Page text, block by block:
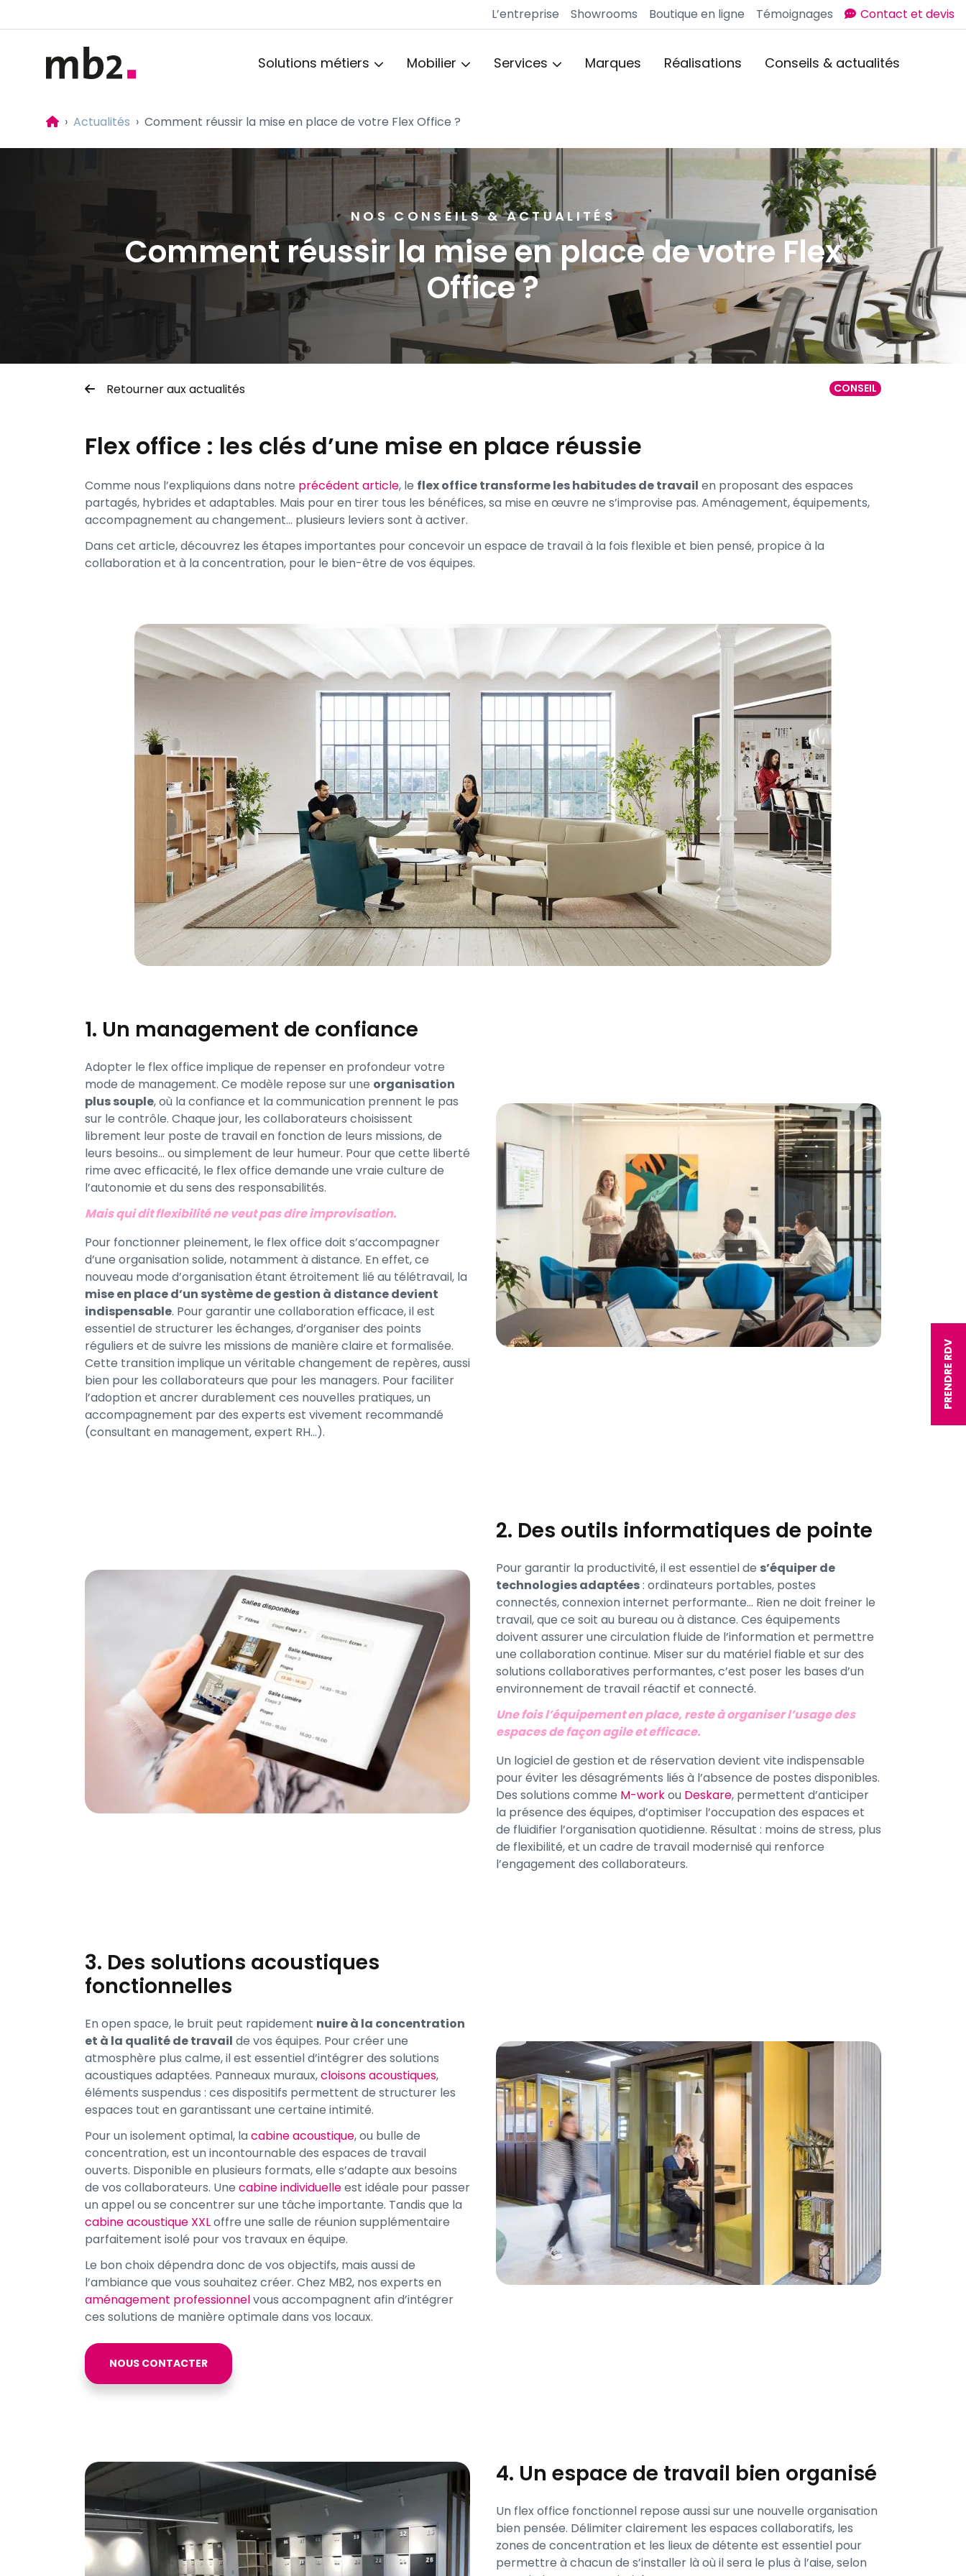
L’entreprise Showrooms Boutique en ligne Témoignages Contact et devis
Solutions métiers Mobilier Services Marques Réalisations Conseils & actualités
Accueil
Actualités Comment réussir la mise en place de votre Flex Office ?
NOS CONSEILS & ACTUALITÉS
Comment réussir la mise en place de votre Flex
Office ?
Retourner aux actualités CONSEIL
Flex office : les clés d’une mise en place réussie
Comme nous l’expliquions dans notre précédent article, le flex office transforme les habitudes de travail en proposant des espaces
partagés, hybrides et adaptables. Mais pour en tirer tous les bénéfices, sa mise en œuvre ne s’improvise pas. Aménagement, équipements,
accompagnement au changement… plusieurs leviers sont à activer.
Dans cet article, découvrez les étapes importantes pour concevoir un espace de travail à la fois flexible et bien pensé, propice à la
collaboration et à la concentration, pour le bien-être de vos équipes.
1. Un management de confiance
Adopter le flex office implique de repenser en profondeur votre
mode de management. Ce modèle repose sur une organisation
plus souple, où la confiance et la communication prennent le pas
sur le contrôle. Chaque jour, les collaborateurs choisissent
librement leur poste de travail en fonction de leurs missions, de
leurs besoins… ou simplement de leur humeur. Pour que cette liberté
rime avec efficacité, le flex office demande une vraie culture de
l’autonomie et du sens des responsabilités.
Mais qui dit flexibilité ne veut pas dire improvisation.
Pour fonctionner pleinement, le flex office doit s’accompagner
d’une organisation solide, notamment à distance. En effet, ce
nouveau mode d’organisation étant étroitement lié au télétravail, la
mise en place d’un système de gestion à distance devient
indispensable. Pour garantir une collaboration efficace, il est
essentiel de structurer les échanges, d’organiser des points
réguliers et de suivre les missions de manière claire et formalisée.
Cette transition implique un véritable changement de repères, aussi
bien pour les collaborateurs que pour les managers. Pour faciliter
l’adoption et ancrer durablement ces nouvelles pratiques, un
accompagnement par des experts est vivement recommandé
(consultant en management, expert RH…).
2. Des outils informatiques de pointe
Pour garantir la productivité, il est essentiel de s’équiper de
technologies adaptées: ordinateurs portables, postes
connectés, connexion internet performante… Rien ne doit freiner le
travail, que ce soit au bureau ou à distance. Ces équipements
doivent assurer une circulation fluide de l’information et permettre
une collaboration continue. Miser sur du matériel fiable et sur des
solutions collaboratives performantes, c’est poser les bases d’un
environnement de travail réactif et connecté.
Une fois l’équipement en place, reste à organiser l’usage des
espaces de façon agile et efficace.
Un logiciel de gestion et de réservation devient vite indispensable
pour éviter les désagréments liés à l’absence de postes disponibles.
Des solutions comme M-workou Deskare, permettent d’anticiper
la présence des équipes, d’optimiser l’occupation des espaces et
de fluidifier l’organisation quotidienne. Résultat : moins de stress, plus
de flexibilité, et un cadre de travail modernisé qui renforce
l’engagement des collaborateurs.
3. Des solutions acoustiques
fonctionnelles
En open space, le bruit peut rapidement nuire à la concentration
et à la qualité de travail de vos équipes. Pour créer une
atmosphère plus calme, il est essentiel d’intégrer des solutions
acoustiques adaptées. Panneaux muraux,cloisons acoustiques,
éléments suspendus : ces dispositifs permettent de structurer les
espaces tout en garantissant une certaine intimité.
Pour un isolement optimal, lacabine acoustique, ou bulle de
concentration, est un incontournable des espaces de travail
ouverts. Disponible en plusieurs formats, elle s’adapte aux besoins
de vos collaborateurs. Une cabine individuelleest idéale pour passer
un appel ou se concentrer sur une tâche importante. Tandis que la
cabine acoustique XXLoffre une salle de réunion supplémentaire
parfaitement isolé pour vos travaux en équipe.
Le bon choix dépendra donc de vos objectifs, mais aussi de
l’ambiance que vous souhaitez créer. Chez MB2, nos experts en
aménagement professionnelvous accompagnent afin d’intégrer
ces solutions de manière optimale dans vos locaux.
NOUS CONTACTER
4. Un espace de travail bien organisé
Un flex office fonctionnel repose aussi sur une nouvelle organisation
bien pensée. Délimiter clairement les espaces collaboratifs, les
zones de concentration et les lieux de détente est essentiel pour
permettre à chacun de s’installer là où il sera le plus à l’aise, selon
PRENDRE RDV